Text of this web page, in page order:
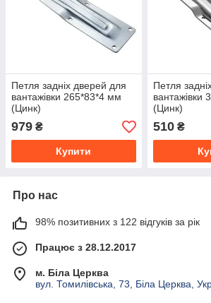
Петля задніх дверей для
вантажівки 265*83*4 мм
(Цинк)
979 ₴
Купити
Петля
вантажівки
(Цинк)
510₴
Про нас
98% позитивних з 122 відгуків за рік
Працює з 28.12.2017
м. Біла Церква
вул. Томилівська, 73, Біла Церква,